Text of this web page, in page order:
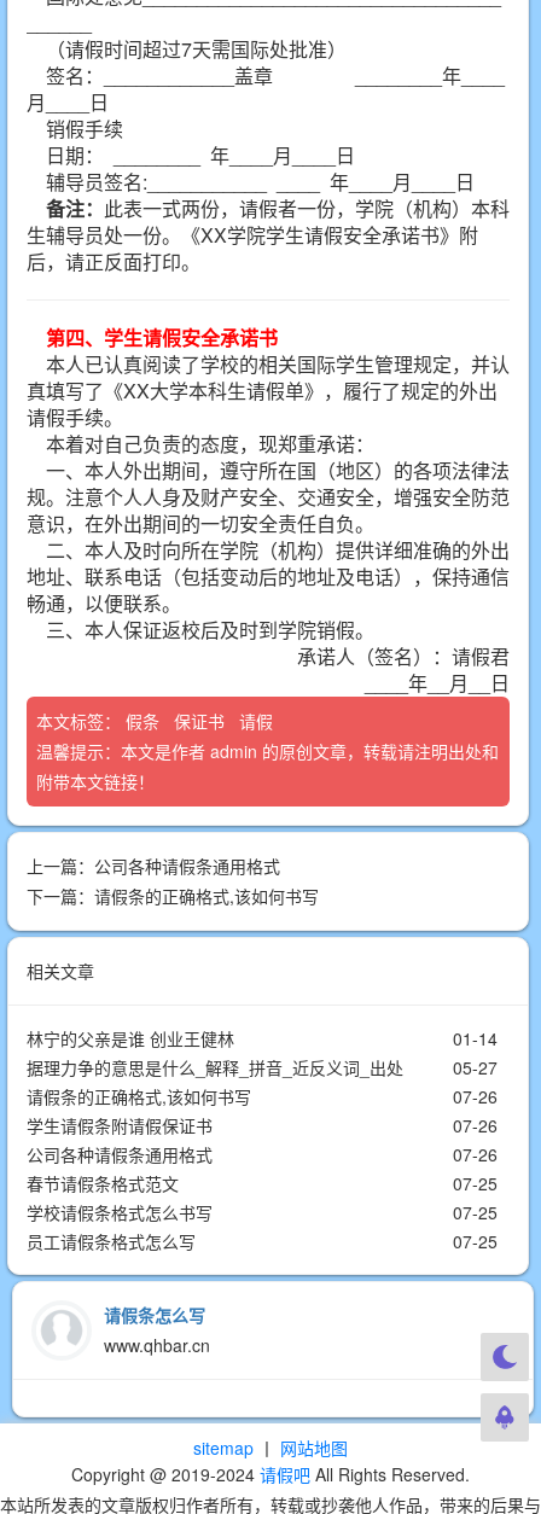
（请假时间超过7天需国际处批准）
签名：____________盖章 ________年____
月____日
销假手续
日期： ________ 年____月____日
辅导员签名:___________ ____ 年____月____日
备注： 此表一式两份，请假者一份，学院（机构）本科
生辅导员处一份。《XX学院学生请假安全承诺书》附
后，请正反面打印。
第四、学生请假安全承诺书
本人已认真阅读了学校的相关国际学生管理规定，并认
真填写了《XX大学本科生请假单》，履行了规定的外出
请假手续。
本着对自己负责的态度，现郑重承诺：
一、本人外出期间，遵守所在国（地区）的各项法律法
规。注意个人人身及财产安全、交通安全，增强安全防范
意识，在外出期间的一切安全责任自负。
二、本人及时向所在学院（机构）提供详细准确的外出
地址、联系电话（包括变动后的地址及电话），保持通信
畅通，以便联系。
三、本人保证返校后及时到学院销假。
承诺人（签名）：请假君
____年__月__日
本文标签： 假条 保证书 请假
温馨提示：本文是作者 admin 的原创文章，转载请注明出处和
附带本文链接！
上一篇： 公司各种请假条通用格式
下一篇： 请假条的正确格式,该如何书写
相关文章
01-14
林宁的父亲是谁 创业王健林
05-27
据理力争的意思是什么_解释_拼音_近反义词_出处
07-26
请假条的正确格式,该如何书写
07-26
学生请假条附请假保证书
07-26
公司各种请假条通用格式
07-25
春节请假条格式范文
07-25
学校请假条格式怎么书写
07-25
员工请假条格式怎么写
请假条怎么写
www.qhbar.cn
sitemap 丨 网站地图
Copyright @ 2019-2024 请假吧 All Rights Reserved.
本站所发表的文章版权归作者所有，转载或抄袭他人作品，带来的后果与